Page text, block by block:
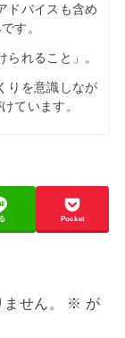
ドバイスも含め
す。
れること」。
りを意識しなが
ています。
Pocket
せん。 ※ が